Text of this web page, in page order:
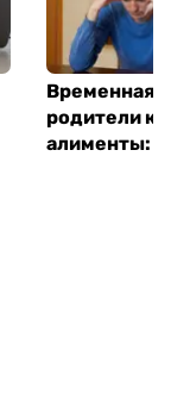
Временная
родители
алименты: